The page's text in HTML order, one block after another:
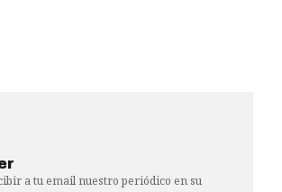
a tu email nuestro periódico en su